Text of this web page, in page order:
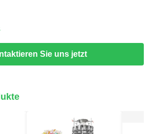
Sie uns jetzt